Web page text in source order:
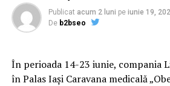
Publicat acum 2 luni pe iunie 19,
De b2bseo
În perioada 14-23 iunie, compania
în Palas Iași Caravana medicală